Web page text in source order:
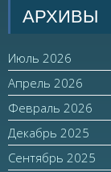
АРХИВЫ
Июль 2026
Апрель 2026
Февраль 2026
Декабрь 2025
Сентябрь 2025